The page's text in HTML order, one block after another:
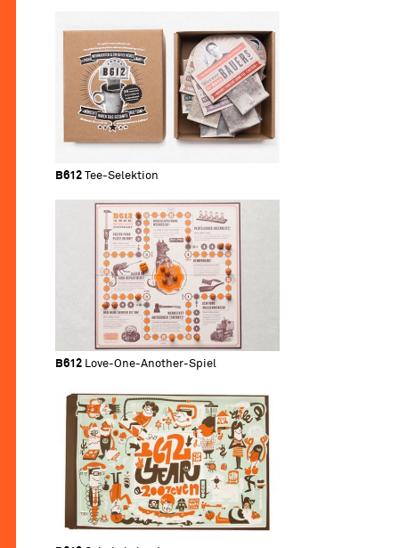
B612 Tee-Selektion
B612 Love-One-Another-Spiel